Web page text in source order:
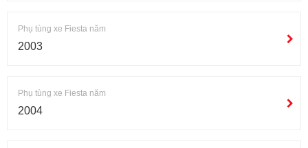
Phụ tùng xe Fiesta năm
2003
Phụ tùng xe Fiesta năm
2004